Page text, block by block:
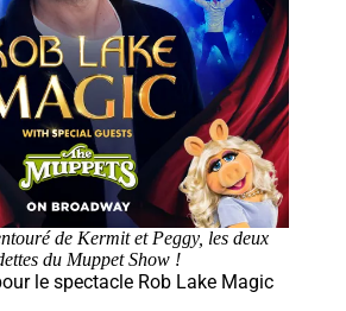
de Kermit et Peggy, les deux
du Muppet Show !
le spectacle Rob Lake Magic